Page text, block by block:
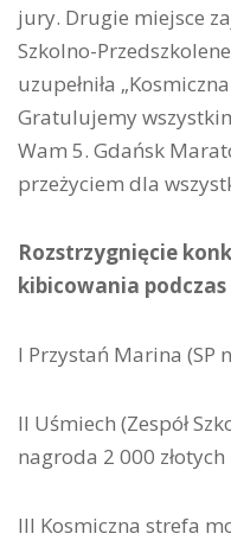
jury. Drugie miejsce
Szkolno-
uzupełniła
Gratulujemy
Wam 5. Gdańsk
przeżyciem dla
Rozstrzygnięcie
kibicowania
I Przystań Marina (SP
II Uśmiech (Zespół
nagroda 2 000 złotych
III Kosmiczna strefa